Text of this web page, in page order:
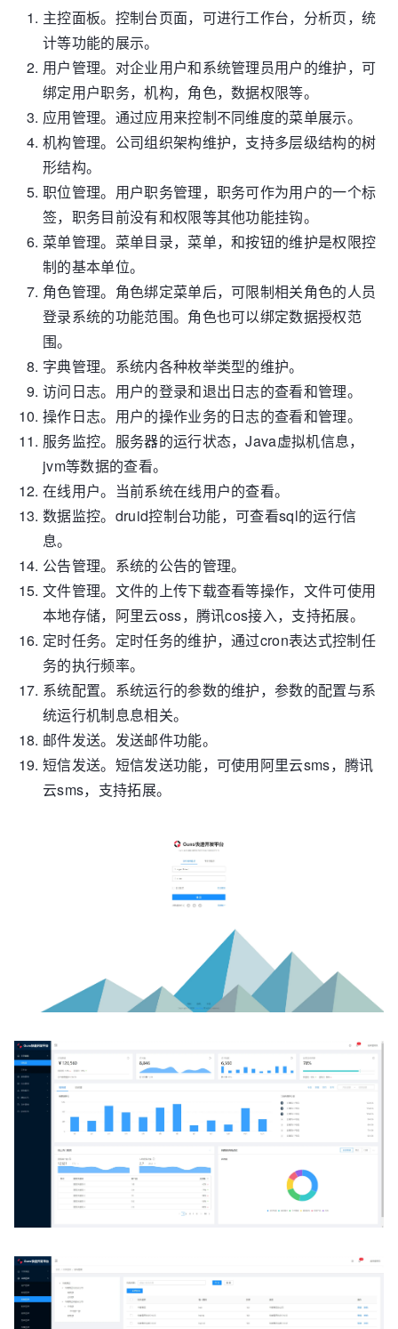
主控面板。控制台页面，可进行工作台，分析页，统
计等功能的展示。
用户管理。对企业用户和系统管理员用户的维护，可
绑定用户职务，机构，角色，数据权限等。
应用管理。通过应用来控制不同维度的菜单展示。
机构管理。公司组织架构维护，支持多层级结构的树
形结构。
职位管理。用户职务管理，职务可作为用户的一个标
签，职务目前没有和权限等其他功能挂钩。
菜单管理。菜单目录，菜单，和按钮的维护是权限控
制的基本单位。
角色管理。角色绑定菜单后，可限制相关角色的人员
登录系统的功能范围。角色也可以绑定数据授权范
围。
字典管理。系统内各种枚举类型的维护。
访问日志。用户的登录和退出日志的查看和管理。
操作日志。用户的操作业务的日志的查看和管理。
服务监控。服务器的运行状态，Java虚拟机信息，
jvm等数据的查看。
在线用户。当前系统在线用户的查看。
数据监控。druid控制台功能，可查看sql的运行信
息。
公告管理。系统的公告的管理。
文件管理。文件的上传下载查看等操作，文件可使用
本地存储，阿里云oss，腾讯cos接入，支持拓展。
定时任务。定时任务的维护，通过cron表达式控制任
务的执行频率。
系统配置。系统运行的参数的维护，参数的配置与系
统运行机制息息相关。
邮件发送。发送邮件功能。
短信发送。短信发送功能，可使用阿里云sms，腾讯
云sms，支持拓展。